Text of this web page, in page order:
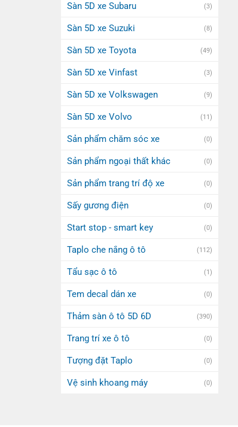
Sàn 5D xe Subaru (3)
Sàn 5D xe Suzuki (8)
Sàn 5D xe Toyota (49)
Sàn 5D xe Vinfast (3)
Sàn 5D xe Volkswagen (9)
Sàn 5D xe Volvo (11)
Sản phẩm chăm sóc xe (0)
Sản phẩm ngoại thất khác (0)
Sản phẩm trang trí độ xe (0)
Sấy gương điện (0)
Start stop - smart key (0)
Taplo che nắng ô tô (112)
Tẩu sạc ô tô (1)
Tem decal dán xe (0)
Thảm sàn ô tô 5D 6D (390)
Trang trí xe ô tô (0)
Tượng đặt Taplo (0)
Vệ sinh khoang máy (0)